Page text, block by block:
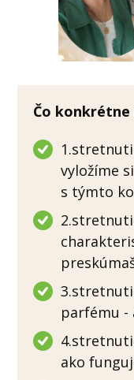
Čo konkrétne
vyložíme
s týmto
parfému -
ako